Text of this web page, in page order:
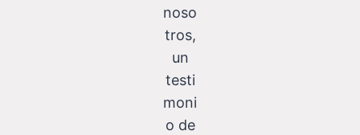
noso
tros,
un
testi
moni
o de